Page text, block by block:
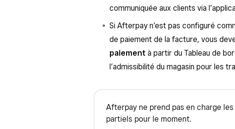
communiquée aux clients via
Si Afterpay n’est pas configuré
de paiement de la facture, vous
paiement à partir du Tableau de
l’admissibilité du magasin pour les
Afterpay ne prend pas en charge
partiels pour le moment.